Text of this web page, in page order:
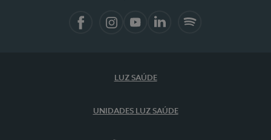
LUZ SAÚDE
UNIDADES LUZ SAÚDE